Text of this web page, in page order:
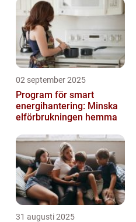
02 september 2025
Program för smart
energihantering: Minska
elförbrukningen hemma
31 augusti 2025